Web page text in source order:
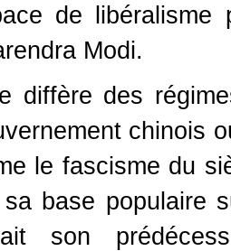
de
Modi.
diffère des
chinois
le fascisme du
base populaire
son